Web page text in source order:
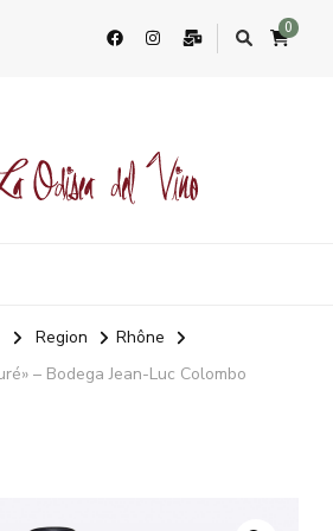
0
Region
Rhône
– Bodega Jean-Luc Colombo